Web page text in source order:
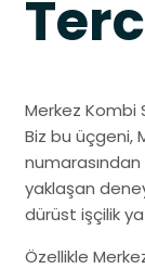
Merkez Kombi
Biz bu üçgeni,
yaklaşan
dürüst işçilik
Özellikle